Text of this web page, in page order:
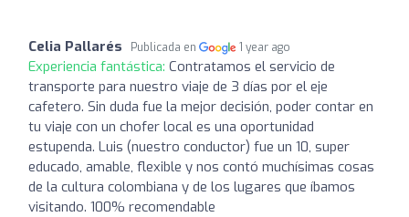
Celia Pallarés Publicada en 1 year ago
Experiencia fantástica: Contratamos el servicio de
transporte para nuestro viaje de 3 días por el eje
cafetero. Sin duda fue la mejor decisión, poder contar en
tu viaje con un chofer local es una oportunidad
estupenda. Luis (nuestro conductor) fue un 10, super
educado, amable, flexible y nos contó muchísimas cosas
de la cultura colombiana y de los lugares que íbamos
visitando. 100% recomendable